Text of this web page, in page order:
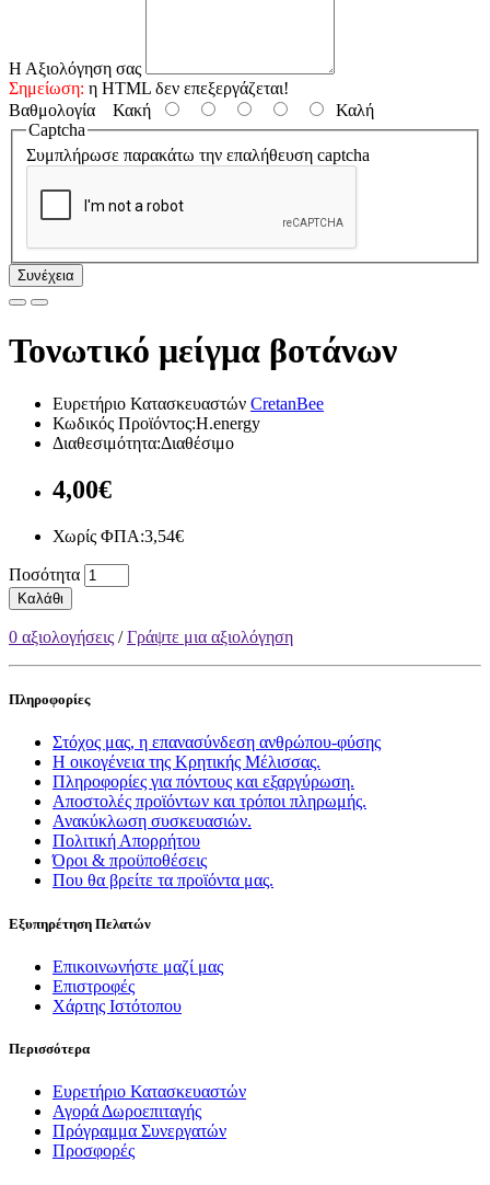
Η Αξιολόγηση σας
Σημείωση: η HTML δεν επεξεργάζεται!
Βαθμολογία Κακή
Καλή
Captcha
Συμπλήρωσε παρακάτω την επαλήθευση captcha
Συνέχεια
Τονωτικό μείγμα βοτάνων
Ευρετήριο Κατασκευαστών CretanBee
Κωδικός Προϊόντος:H.energy
Διαθεσιμότητα:Διαθέσιμο
4,00€
Χωρίς ΦΠΑ:3,54€
Ποσότητα
Καλάθι
0 αξιολογήσεις /Γράψτε μια αξιολόγηση
Πληροφορίες
Στόχος μας, η επανασύνδεση ανθρώπου-φύσης
Η οικογένεια της Κρητικής Μέλισσας.
Πληροφορίες για πόντους και εξαργύρωση.
Αποστολές προϊόντων και τρόποι πληρωμής.
Ανακύκλωση συσκευασιών.
Πολιτική Απορρήτου
Όροι & προϋποθέσεις
Που θα βρείτε τα προϊόντα μας.
Εξυπηρέτηση Πελατών
Επικοινωνήστε μαζί μας
Επιστροφές
Χάρτης Ιστότοπου
Περισσότερα
Ευρετήριο Κατασκευαστών
Αγορά Δωροεπιταγής
Πρόγραμμα Συνεργατών
Προσφορές